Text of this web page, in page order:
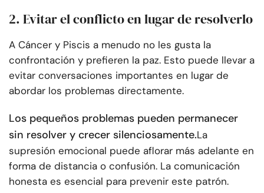
2. Evitar el conflicto en lugar de resolverlo
A Cáncer y Piscis a menudo no les gusta la
confrontación y prefieren la paz. Esto puede llevar a
evitar conversaciones importantes en lugar de
abordar los problemas directamente.
Los pequeños problemas pueden permanecer
sin resolver y crecer silenciosamente.La
supresión emocional puede aflorar más adelante en
forma de distancia o confusión. La comunicación
honesta es esencial para prevenir este patrón.